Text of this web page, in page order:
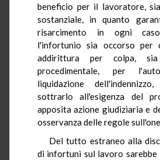
beneficio per il lavoratore,
sostanziale, in quanto
risarcimento in ogni
l'infortunio sia occorso per
addirittura per colpa,
procedimentale, per
liquidazione
sottrarlo all'esigenza del
apposita azione giudiziaria e
osservanza delle regole
Del tutto estraneo alla
di infortuni sul lavoro sarebbe